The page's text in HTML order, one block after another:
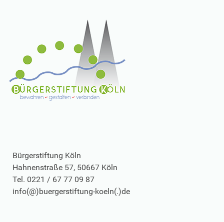
Bürgerstiftung Köln
Hahnenstraße 57, 50667 Köln
Tel. 0221 / 67 77 09 87
info(@)buergerstiftung-koeln(.)de